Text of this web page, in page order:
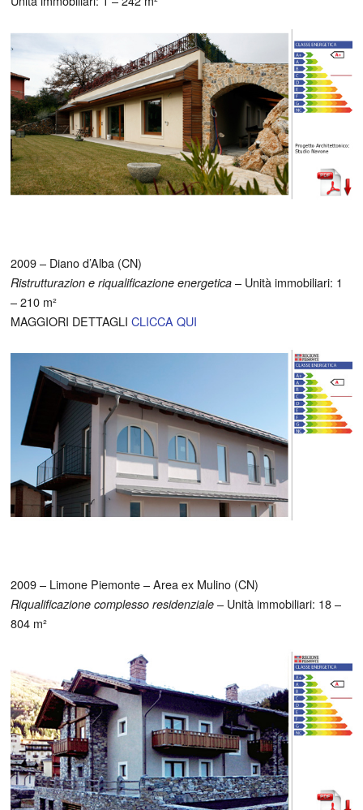
2009 – Diano d’Alba (CN)
Ristrutturazion e riqualificazione energetica – Unità immobiliari: 1
– 210 m²
MAGGIORI DETTAGLICLICCA QUI
2009 – Limone Piemonte – Area ex Mulino (CN)
Riqualificazione complesso residenziale– Unità immobiliari: 18 –
804 m²